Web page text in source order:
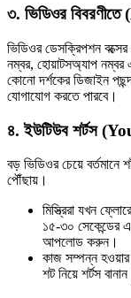
৩. ভিডিওর
ভিডিওর ডেসক্রিপশন
নম্বর, হোয়াটসঅ্যাপ
কোনো দর্শকের ডিজাইন
যোগাযোগ করতে পারবে।
৪. ইউটিউব শর্টস
বড় ভিডিওর চেয়ে বর্তমানে
পৌঁছায়।
মিস্ত্রিরা যখন
১৫-৩০ সেকেন্ডের
আপলোড করুন।
কাজ সম্পন্ন
শট নিয়ে শর্টস